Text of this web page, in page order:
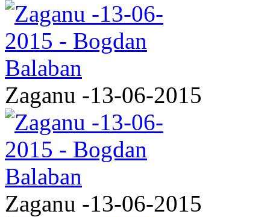
Zaganu -13-06-2015
Zaganu -13-06-2015